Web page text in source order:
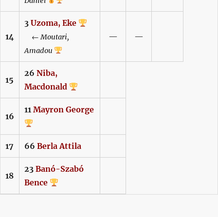
14
3 Uzoma, Eke
←Moutari,
Amadou
— —
15
26 Niba,
Macdonald
16
11 Mayron George
17 66 Berla Attila
18
23 Banó-Szabó
Bence